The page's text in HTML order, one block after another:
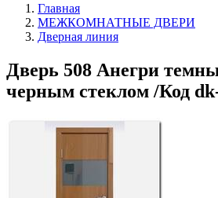
Главная
МЕЖКОМНАТНЫЕ ДВЕРИ
Дверная линия
Дверь 508 Анегри
черным стеклом /Код